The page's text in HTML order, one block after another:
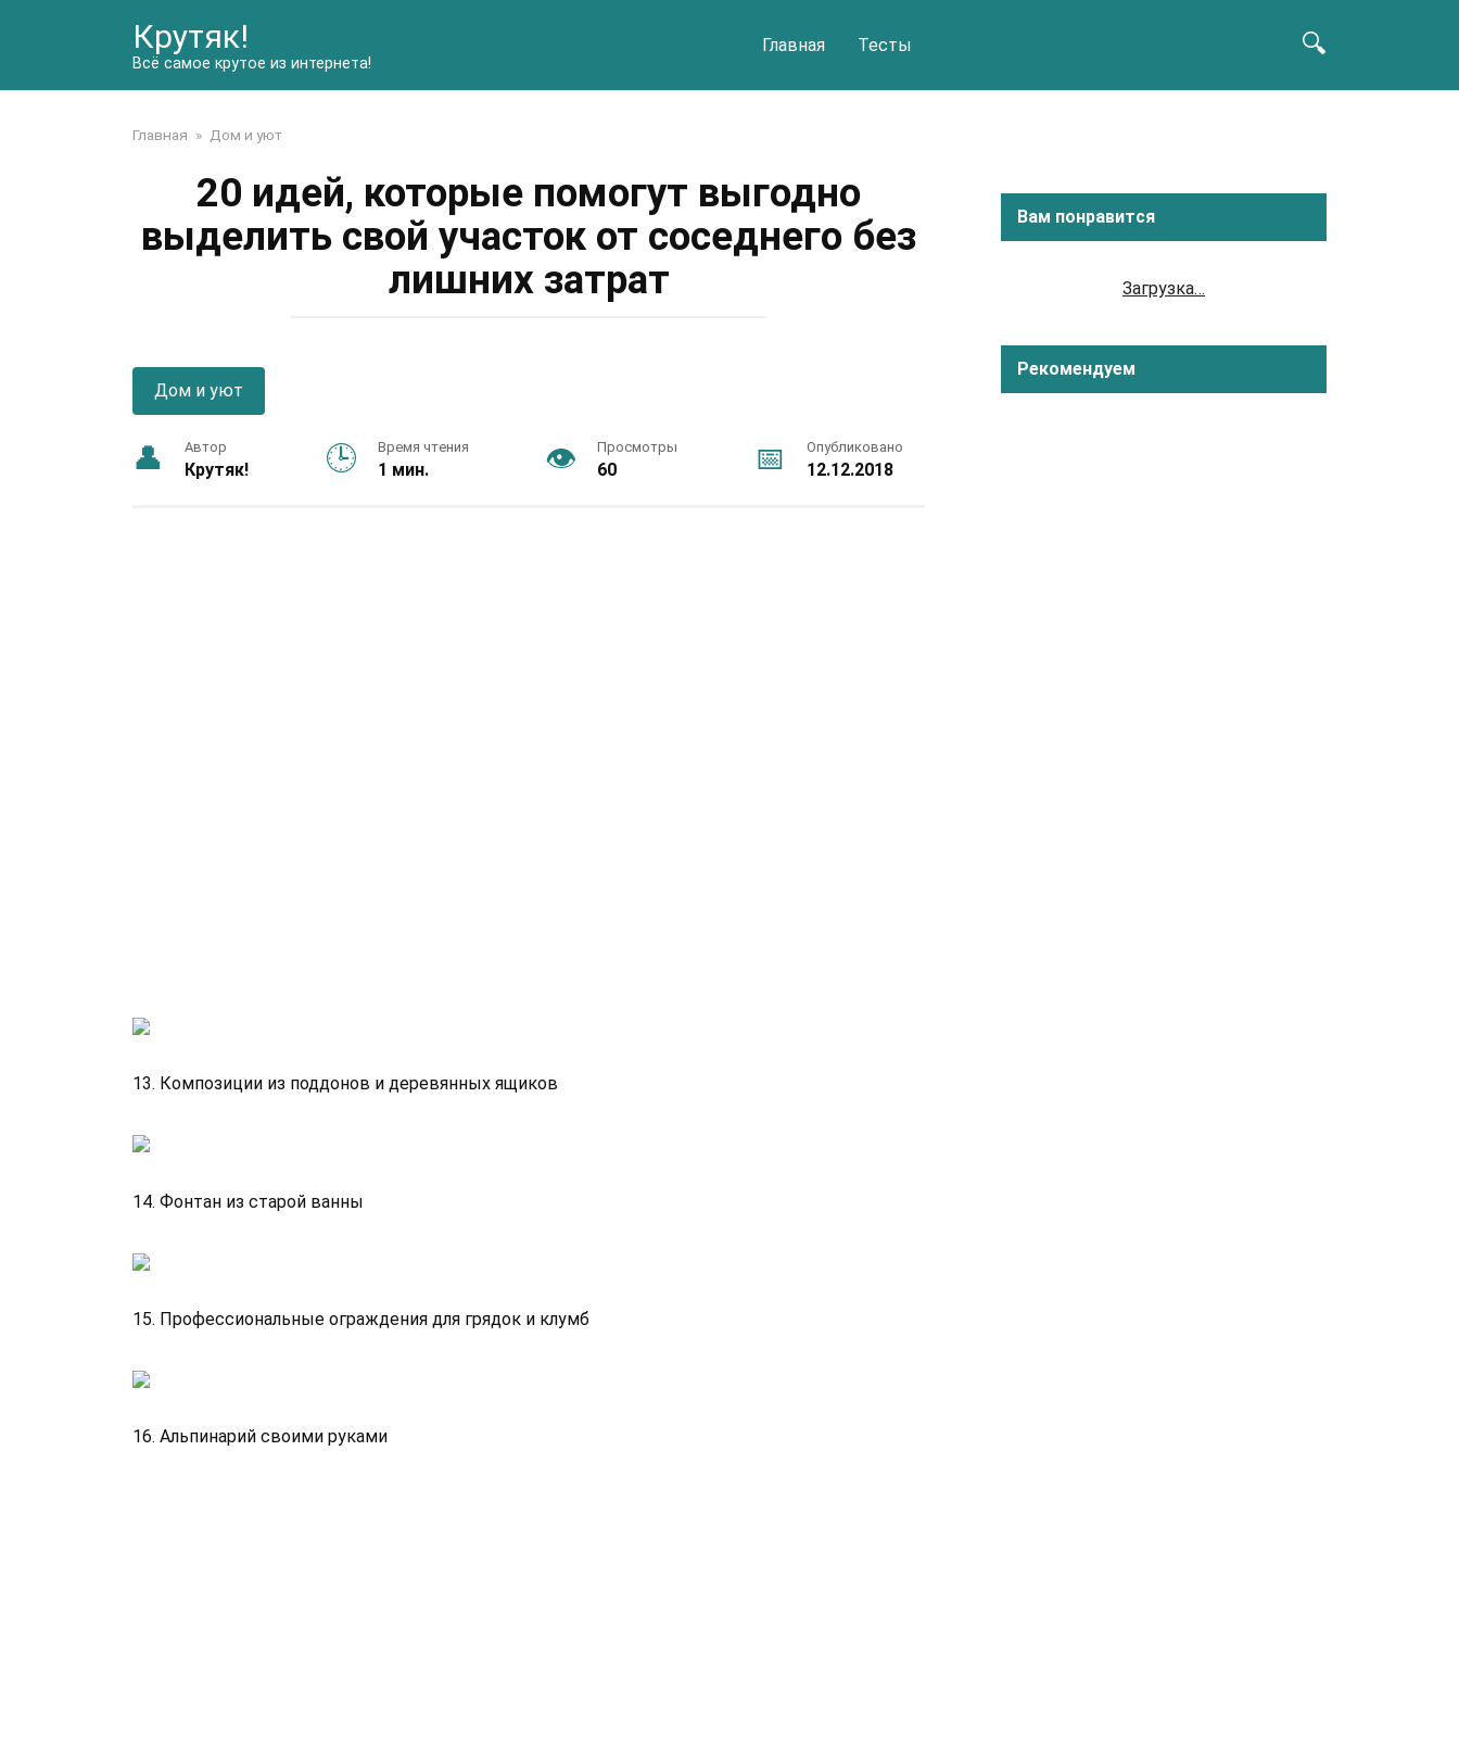
Крутяк!
Всё самое крутое из интернета!
Главная Тесты
Главная » Дом и уют
20 идей, которые помогут выгодно
выделить свой участок от соседнего без
лишних затрат
Дом и уют
Автор
Крутяк!
Время чтения
1 мин.
Просмотры
60
Опубликовано
12.12.2018
13. Композиции из поддонов и деревянных ящиков
14. Фонтан из старой ванны
15. Профессиональные ограждения для грядок и клумб
16. Альпинарий своими руками
Вам понравится
Загрузка…
Рекомендуем